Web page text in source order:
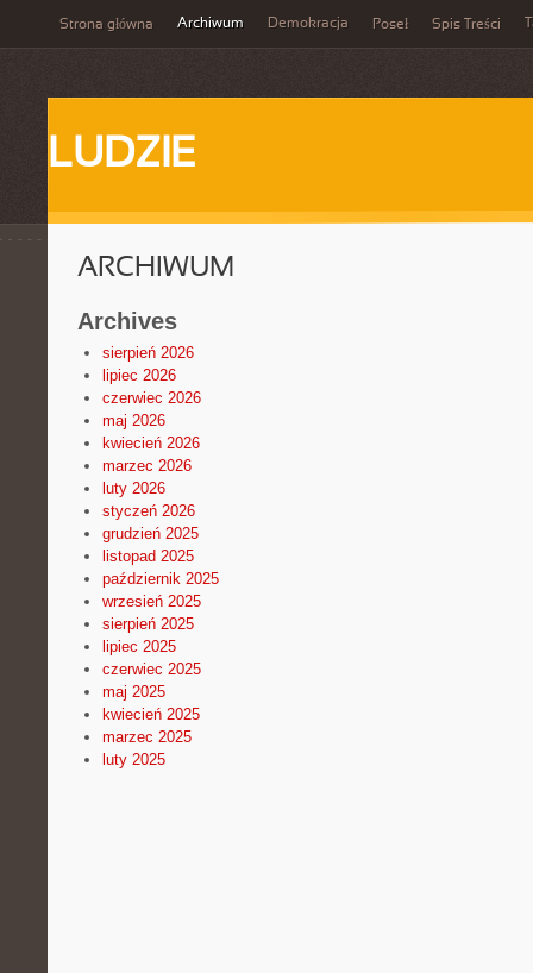
Strona główna Archiwum Demokracja Poseł Spis Treści
LUDZIE
ARCHIWUM
Archives
sierpień 2026
lipiec 2026
czerwiec 2026
maj 2026
kwiecień 2026
marzec 2026
luty 2026
styczeń 2026
grudzień 2025
listopad 2025
październik 2025
wrzesień 2025
sierpień 2025
lipiec 2025
czerwiec 2025
maj 2025
kwiecień 2025
marzec 2025
luty 2025